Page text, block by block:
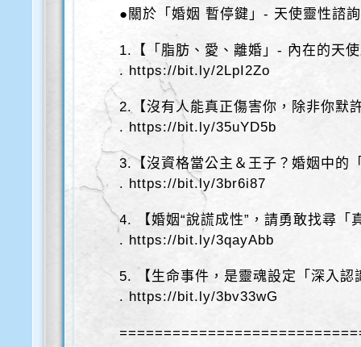
●關於「婚姻 暫停鍵」- 天使靈性諮
1.【「脂肪、愛、離婚」- 內在的天
. https://bit.ly/2LpI2Zo
2.【沒有人能真正傷害你，除非你默
. https://bit.ly/35uYD5b
3.【沒資格當公主＆王子？婚姻中的
. https://bit.ly/3br6i87
4. 【婚姻“說謊成性”，請勇敢找尋「
. https://bit.ly/3qayAbb
5. 【生命事件，是靈魂設定「深入認
. https://bit.ly/3bv33wG